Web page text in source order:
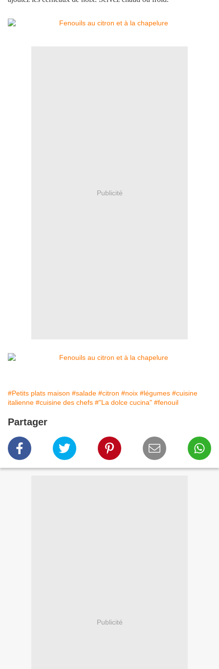
Publicité
#Petits plats maison #salade #citron #noix #légumes #cuisine
italienne #cuisine des chefs #"La dolce cucina" #fenouil
Partager
Publicité